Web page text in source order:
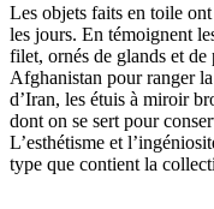
Les objets faits en toile
les jours. En témoignent
filet, ornés de glands et de
Afghanistan pour ranger
d’Iran, les étuis à miroir
dont on se sert pour
L’esthétisme et
type que contient la